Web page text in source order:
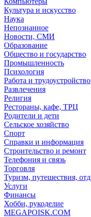
Культура и искусство
Наука
Непознанное
Новости, СМИ
Образование
Общество и государство
Промышленность
Психология
Работа и трудоустройство
Развлечения
Религия
Рестораны, кафе, ТРЦ
Родители и дети
Сельское хозяйство
Спорт
Справки и информация
Строительство и ремонт
Телефония и связь
Торговля
Туризм, путешествия,
Услуги
Финансы
Хобби, рукоделие
MEGAPOISK.COM